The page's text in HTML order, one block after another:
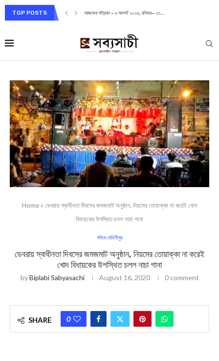
TOP POSTS আজকের পত্রিকা – ৯ আগস্ট ২০২৬, রবিবার– ২৩...
Home » ডেবরায় স্বাধীনতা দিবসের জমজমাট অনুষ্ঠান, নিয়মের তোয়াক্কা না করেই খোদ
বিধায়কের উপস্থিত চলল নাচা গানা
পশ্চিম মেদিনীপুর
ডেবরায় স্বাধীনতা দিবসের জমজমাট অনুষ্ঠান, নিয়মের তোয়াক্কা না করেই
খোদ বিধায়কের উপস্থিত চলল নাচা গানা
byBiplabi Sabyasachi August 16, 2020 0 comment
SHARE 0